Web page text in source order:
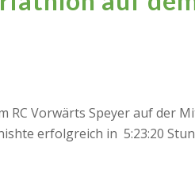
RC Vorwärts Speyer auf der
erfolgreich in 5:23:20